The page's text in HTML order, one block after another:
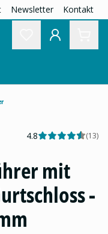
Newsletter Kontakt
4.8 (13)
mit
-